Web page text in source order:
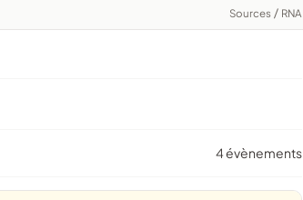
Sources / RNA
4 évènements